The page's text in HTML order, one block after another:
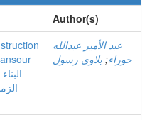
Author(s)
عبد الأمير عبدالله
حوراء; بلاوی رسول